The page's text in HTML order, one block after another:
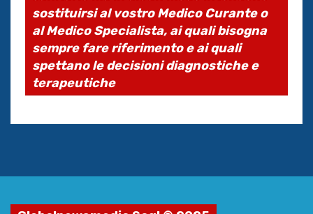
sostituirsi al vostro Medico Curante o
al Medico Specialista, ai quali bisogna
sempre fare riferimento e ai quali
spettano le decisioni diagnostiche e
terapeutiche